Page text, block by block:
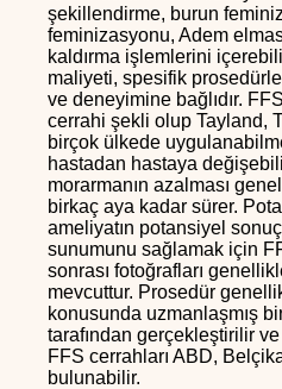
şekillendirme, burun
feminizasyonu, Adem
kaldırma işlemlerini
maliyeti, spesifik
ve deneyimine bağlıdır.
cerrahi şekli olup Tayland,
birçok ülkede
hastadan hastaya
morarmanın azalması
birkaç aya kadar sürer.
ameliyatın potansiyel
sunumunu sağlamak için
sonrası fotoğrafları
mevcuttur. Prosedür
konusunda uzmanlaşmış
tarafından gerçekleştirilir
FFS cerrahları ABD,
bulunabilir.